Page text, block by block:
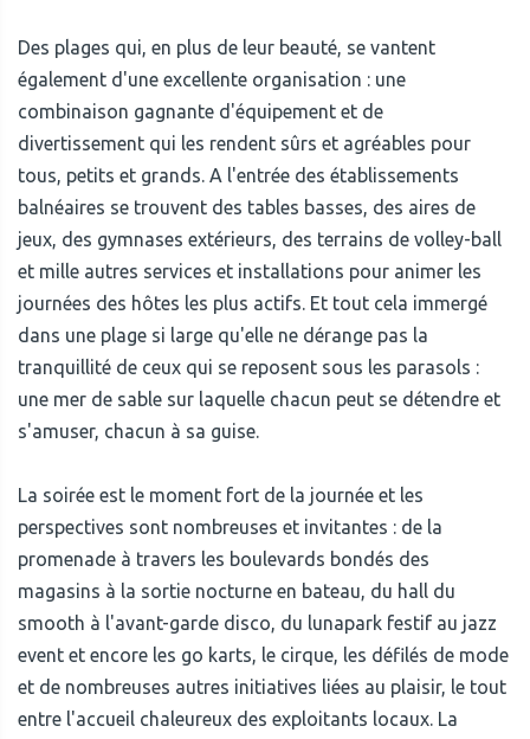
Des plages qui, en plus de leur beauté, se vantent
également d'une excellente organisation : une
combinaison gagnante d'équipement et de
divertissement qui les rendent sûrs et agréables pour
tous, petits et grands. A l'entrée des établissements
balnéaires se trouvent des tables basses, des aires de
jeux, des gymnases extérieurs, des terrains de volley-ball
et mille autres services et installations pour animer les
journées des hôtes les plus actifs. Et tout cela immergé
dans une plage si large qu'elle ne dérange pas la
tranquillité de ceux qui se reposent sous les parasols :
une mer de sable sur laquelle chacun peut se détendre et
s'amuser, chacun à sa guise.
La soirée est le moment fort de la journée et les
perspectives sont nombreuses et invitantes : de la
promenade à travers les boulevards bondés des
magasins à la sortie nocturne en bateau, du hall du
smooth à l'avant-garde disco, du lunapark festif au jazz
event et encore les go karts, le cirque, les défilés de mode
et de nombreuses autres initiatives liées au plaisir, le tout
entre l'accueil chaleureux des exploitants locaux. La